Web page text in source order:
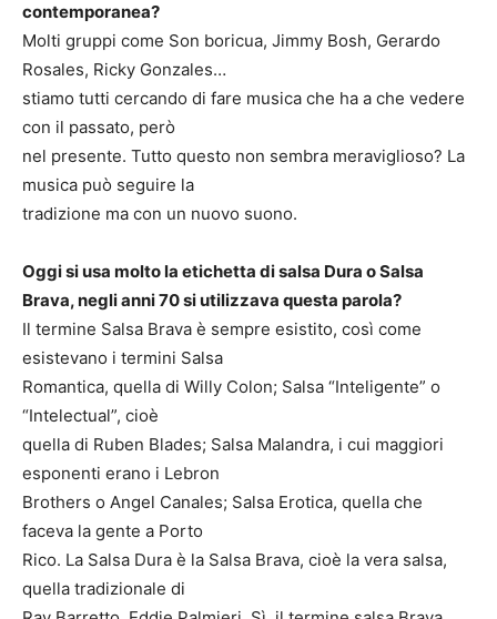
contemporanea?
Molti gruppi come Son boricua, Jimmy Bosh, Gerardo
Rosales, Ricky Gonzales…
stiamo tutti cercando di fare musica che ha a che vedere
con il passato, però
nel presente. Tutto questo non sembra meraviglioso? La
musica può seguire la
tradizione ma con un nuovo suono.
Oggi si usa molto la etichetta di salsa Dura o Salsa
Brava, negli anni 70 si utilizzava questa parola?
Il termine Salsa Brava è sempre esistito, così come
esistevano i termini Salsa
Romantica, quella di Willy Colon; Salsa “Inteligente” o
“Intelectual”, cioè
quella di Ruben Blades; Salsa Malandra, i cui maggiori
esponenti erano i Lebron
Brothers o Angel Canales; Salsa Erotica, quella che
faceva la gente a Porto
Rico. La Salsa Dura è la Salsa Brava, cioè la vera salsa,
quella tradizionale di